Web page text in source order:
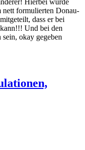
nett formulierten Donau-
dass er bei
Und bei den
okay gegeben